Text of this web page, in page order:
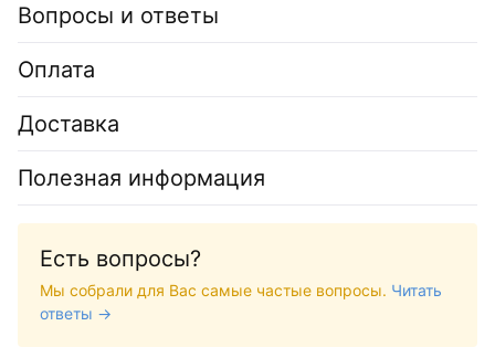
Вопросы и ответы
Оплата
Доставка
Полезная информация
Есть вопросы?
Мы собрали для Вас самые частые вопросы. Читать
ответы →